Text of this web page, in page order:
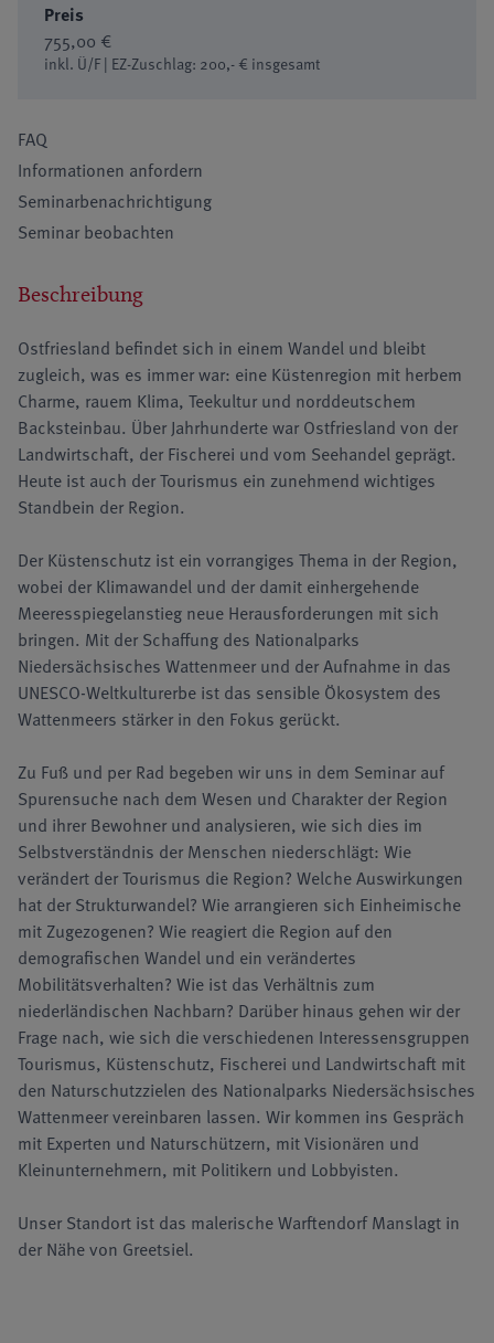
Preis
755,00 €
inkl. Ü/F | EZ-Zuschlag: 200,- € insgesamt
FAQ
Informationen anfordern
Seminarbenachrichtigung
Seminar beobachten
Beschreibung
Ostfriesland befindet sich in einem Wandel und bleibt
zugleich, was es immer war: eine Küstenregion mit herbem
Charme, rauem Klima, Teekultur und norddeutschem
Backsteinbau. Über Jahrhunderte war Ostfriesland von der
Landwirtschaft, der Fischerei und vom Seehandel geprägt.
Heute ist auch der Tourismus ein zunehmend wichtiges
Standbein der Region.
Der Küstenschutz ist ein vorrangiges Thema in der Region,
wobei der Klimawandel und der damit einhergehende
Meeresspiegelanstieg neue Herausforderungen mit sich
bringen. Mit der Schaffung des Nationalparks
Niedersächsisches Wattenmeer und der Aufnahme in das
UNESCO-Weltkulturerbe ist das sensible Ökosystem des
Wattenmeers stärker in den Fokus gerückt.
Zu Fuß und per Rad begeben wir uns in dem Seminar auf
Spurensuche nach dem Wesen und Charakter der Region
und ihrer Bewohner und analysieren, wie sich dies im
Selbstverständnis der Menschen niederschlägt: Wie
verändert der Tourismus die Region? Welche Auswirkungen
hat der Strukturwandel? Wie arrangieren sich Einheimische
mit Zugezogenen? Wie reagiert die Region auf den
demografischen Wandel und ein verändertes
Mobilitätsverhalten? Wie ist das Verhältnis zum
niederländischen Nachbarn? Darüber hinaus gehen wir der
Frage nach, wie sich die verschiedenen Interessensgruppen
Tourismus, Küstenschutz, Fischerei und Landwirtschaft mit
den Naturschutzzielen des Nationalparks Niedersächsisches
Wattenmeer vereinbaren lassen. Wir kommen ins Gespräch
mit Experten und Naturschützern, mit Visionären und
Kleinunternehmern, mit Politikern und Lobbyisten.
Unser Standort ist das malerische Warftendorf Manslagt in
der Nähe von Greetsiel.